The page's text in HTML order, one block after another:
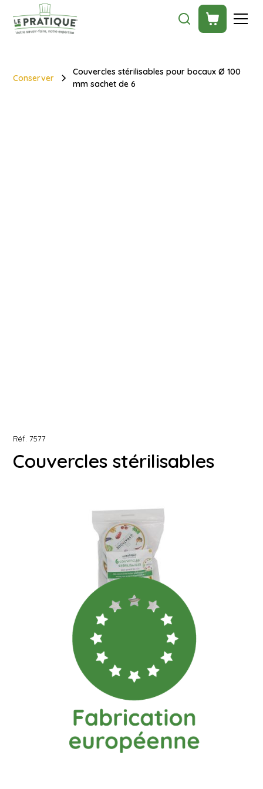
Conserver
Couvercles stérilisables pour bocaux Ø 100
mm sachet de 6
Réf. 7577
Couvercles stérilisables
sachet de 6
Des couvercles malins pour conserver toutes vos